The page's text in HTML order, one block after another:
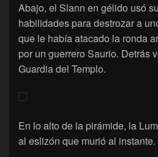
Abajo, el Slann en gélido usó
habilidades para destrozar a
que le había atacado la ronda
por un guerrero Saurio. Detrás
Guardia del Templo.
En lo alto de la pirámide, la
al eslizón que murió al instante.